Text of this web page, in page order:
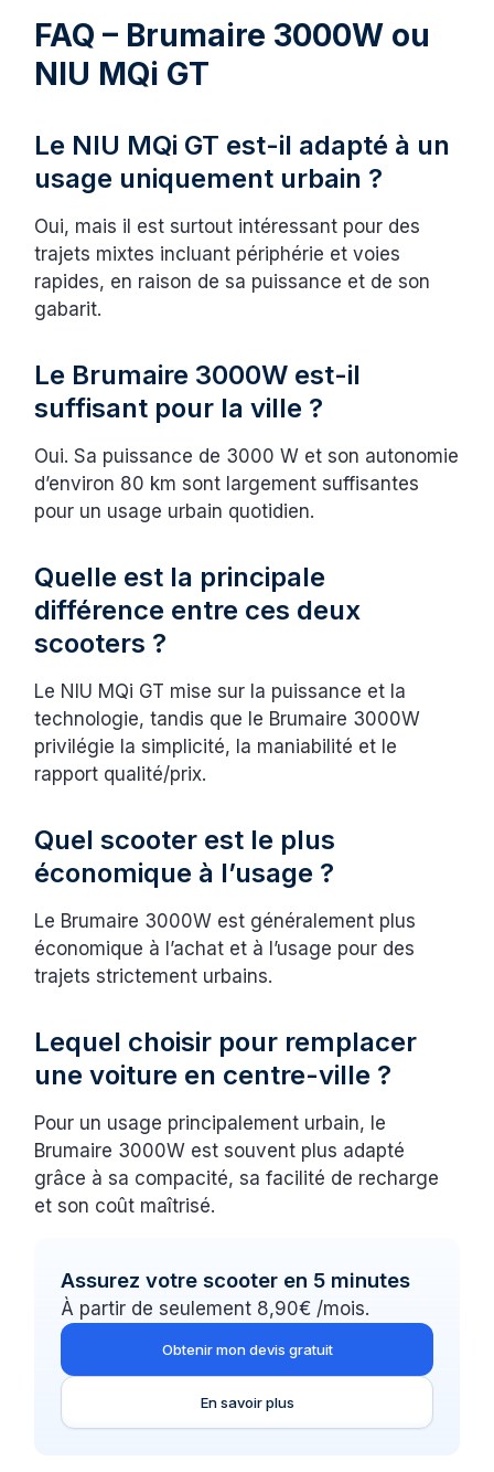
FAQ – Brumaire 3000W ou
NIU MQi GT
Le NIU MQi GT est-il adapté à un
usage uniquement urbain ?
Oui, mais il est surtout intéressant pour des
trajets mixtes incluant périphérie et voies
rapides, en raison de sa puissance et de son
gabarit.
Le Brumaire 3000W est-il
suffisant pour la ville ?
Oui. Sa puissance de 3000 W et son autonomie
d’environ 80 km sont largement suffisantes
pour un usage urbain quotidien.
Quelle est la principale
différence entre ces deux
scooters ?
Le NIU MQi GT mise sur la puissance et la
technologie, tandis que le Brumaire 3000W
privilégie la simplicité, la maniabilité et le
rapport qualité/prix.
Quel scooter est le plus
économique à l’usage ?
Le Brumaire 3000W est généralement plus
économique à l’achat et à l’usage pour des
trajets strictement urbains.
Lequel choisir pour remplacer
une voiture en centre-ville ?
Pour un usage principalement urbain, le
Brumaire 3000W est souvent plus adapté
grâce à sa compacité, sa facilité de recharge
et son coût maîtrisé.
Assurez votre scooter en 5 minutes
À partir de seulement 8,90€ /mois.
Obtenir mon devis gratuit
En savoir plus